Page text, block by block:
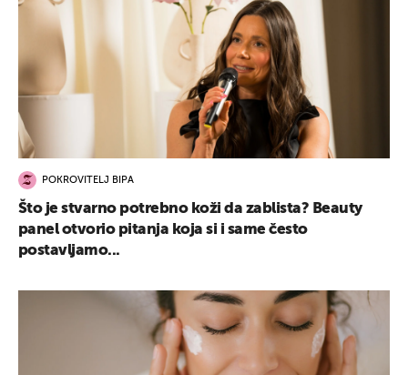
POKROVITELJ BIPA
Što je stvarno potrebno koži da zablista? Beauty
panel otvorio pitanja koja si i same često
postavljamo...